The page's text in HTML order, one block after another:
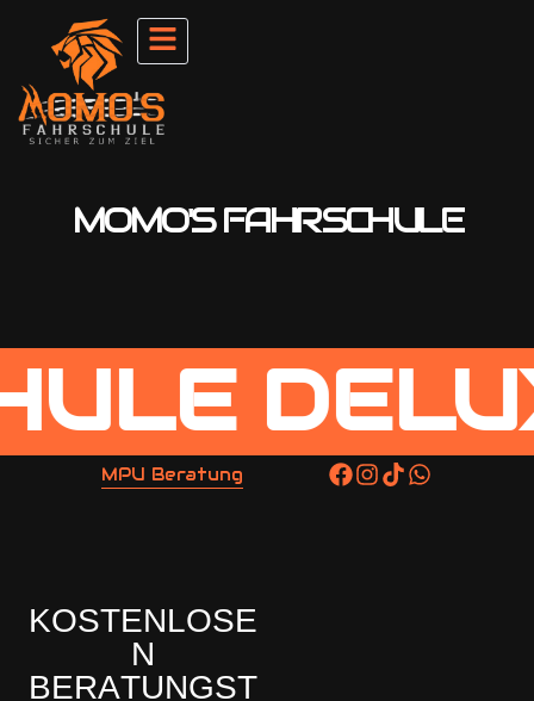
MOMO'S FAHRSCHULE
DELUX
MPU Beratung
KOSTENLOSE
N
BERATUNGST